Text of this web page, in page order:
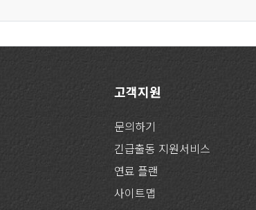
고객지원
문의하기
긴급출동 지원서비스
연료 플랜
사이트맵